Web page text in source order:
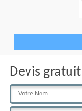
Devis gratuit